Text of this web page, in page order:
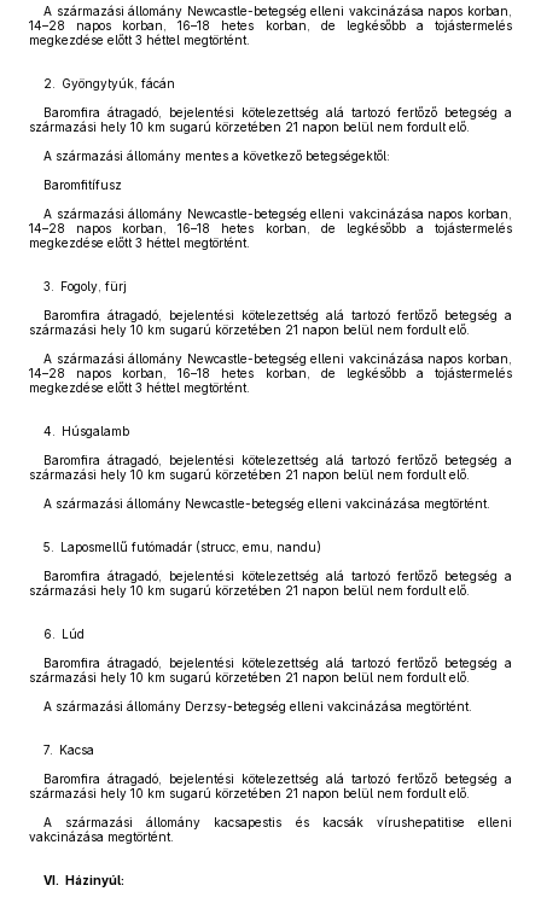
A származási állomány Newcastle-betegség elleni vakcinázása napos korban,
14–28 napos korban, 16–18 hetes korban, de legkésőbb a tojástermelés
megkezdése előtt 3 héttel megtörtént.
2. Gyöngytyúk, fácán
Baromfira átragadó, bejelentési kötelezettség alá tartozó fertőző betegség a
származási hely 10 km sugarú körzetében 21 napon belül nem fordult elő.
A származási állomány mentes a következő betegségektől:
Baromfitífusz
A származási állomány Newcastle-betegség elleni vakcinázása napos korban,
14–28 napos korban, 16–18 hetes korban, de legkésőbb a tojástermelés
megkezdése előtt 3 héttel megtörtént.
3. Fogoly, fürj
Baromfira átragadó, bejelentési kötelezettség alá tartozó fertőző betegség a
származási hely 10 km sugarú körzetében 21 napon belül nem fordult elő.
A származási állomány Newcastle-betegség elleni vakcinázása napos korban,
14–28 napos korban, 16–18 hetes korban, de legkésőbb a tojástermelés
megkezdése előtt 3 héttel megtörtént.
4. Húsgalamb
Baromfira átragadó, bejelentési kötelezettség alá tartozó fertőző betegség a
származási hely 10 km sugarú körzetében 21 napon belül nem fordult elő.
A származási állomány Newcastle-betegség elleni vakcinázása megtörtént.
5. Laposmellű futómadár (strucc, emu, nandu)
Baromfira átragadó, bejelentési kötelezettség alá tartozó fertőző betegség a
származási hely 10 km sugarú körzetében 21 napon belül nem fordult elő.
6. Lúd
Baromfira átragadó, bejelentési kötelezettség alá tartozó fertőző betegség a
származási hely 10 km sugarú körzetében 21 napon belül nem fordult elő.
A származási állomány Derzsy-betegség elleni vakcinázása megtörtént.
7. Kacsa
Baromfira átragadó, bejelentési kötelezettség alá tartozó fertőző betegség a
származási hely 10 km sugarú körzetében 21 napon belül nem fordult elő.
A származási állomány kacsapestis és kacsák vírushepatitise elleni
vakcinázása megtörtént.
VI. Házinyúl: